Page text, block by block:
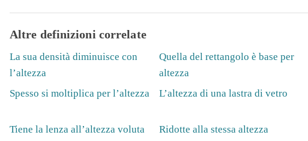
Altre definizioni correlate
La sua densità diminuisce con
l’altezza
Quella del rettangolo è base per
altezza
Spesso si moltiplica per l’altezza
L’altezza di una lastra di vetro
Tiene la lenza all’altezza voluta
Ridotte alla stessa altezza